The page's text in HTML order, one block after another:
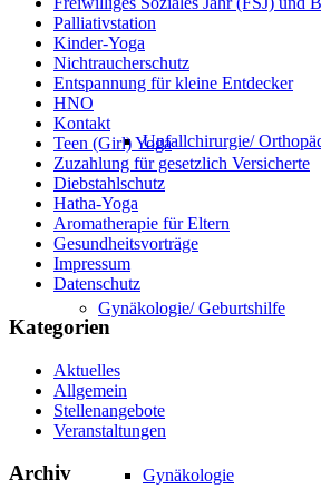
Unfallchirurgie/
Gynäkologie/ Geburtshilfe
Gynäkologie
Palliativstation
Kinder-Yoga
Nichtraucherschutz
Entspannung für kleine Entdecker
HNO
Kontakt
Teen (Girl) Yoga
Zuzahlung für gesetzlich Versicherte
Diebstahlschutz
Hatha-Yoga
Aromatherapie für Eltern
Gesundheitsvorträge
Impressum
Datenschutz
Kategorien
Aktuelles
Allgemein
Stellenangebote
Veranstaltungen
Archiv